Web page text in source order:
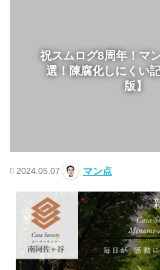
祝スムログ8周年！マ
選！陳腐化しにくい
版】
2024.05.07 マン点